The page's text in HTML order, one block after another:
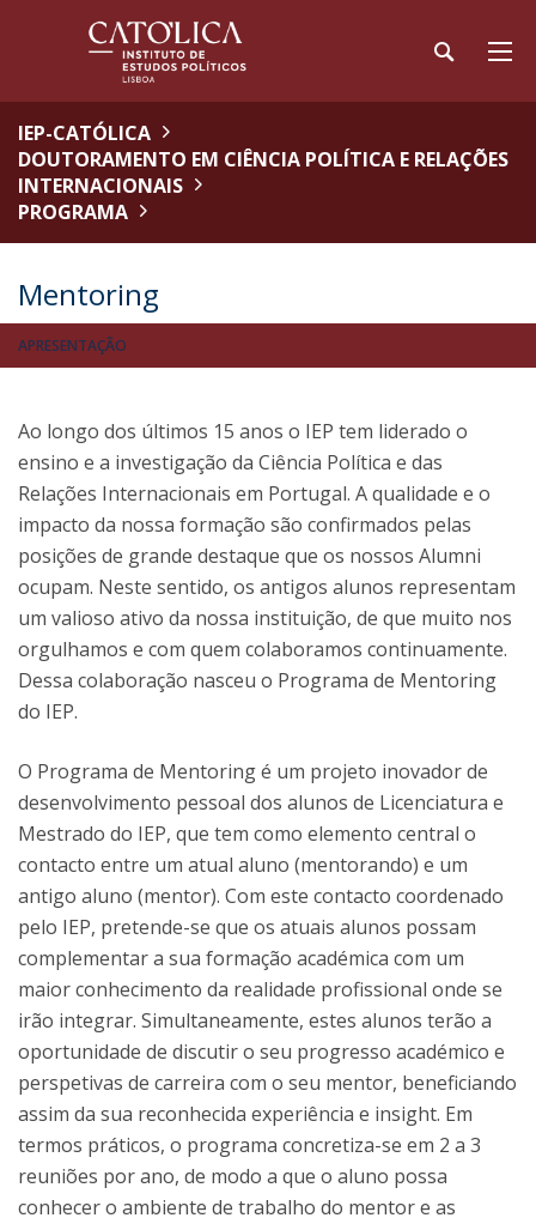
IEP-CATÓLICA
DOUTORAMENTO EM CIÊNCIA POLÍTICA E RELAÇÕES
INTERNACIONAIS
PROGRAMA
Mentoring
APRESENTAÇÃO
Ao longo dos últimos 15 anos o IEP tem liderado o
ensino e a investigação da Ciência Política e das
Relações Internacionais em Portugal. A qualidade e o
impacto da nossa formação são confirmados pelas
posições de grande destaque que os nossos Alumni
ocupam. Neste sentido, os antigos alunos representam
um valioso ativo da nossa instituição, de que muito nos
orgulhamos e com quem colaboramos continuamente.
Dessa colaboração nasceu o Programa de Mentoring
do IEP.
O Programa de Mentoring é um projeto inovador de
desenvolvimento pessoal dos alunos de Licenciatura e
Mestrado do IEP, que tem como elemento central o
contacto entre um atual aluno (mentorando) e um
antigo aluno (mentor). Com este contacto coordenado
pelo IEP, pretende-se que os atuais alunos possam
complementar a sua formação académica com um
maior conhecimento da realidade profissional onde se
irão integrar. Simultaneamente, estes alunos terão a
oportunidade de discutir o seu progresso académico e
perspetivas de carreira com o seu mentor, beneficiando
assim da sua reconhecida experiência e insight. Em
termos práticos, o programa concretiza-se em 2 a 3
reuniões por ano, de modo a que o aluno possa
conhecer o ambiente de trabalho do mentor e as